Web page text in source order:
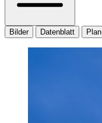
Bilder Datenblatt Plan